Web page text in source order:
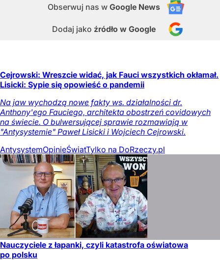
Obserwuj nas w Google News
Dodaj jako źródło w Google
Cejrowski: Wreszcie widać, jak Fauci wszystkich okłamał.
Lisicki: Sypie się opowieść o pandemii
Na jaw wychodzą nowe fakty ws. działalności dr.
Anthony'ego Fauciego, architekta obostrzeń covidowych
na świecie. O bulwersującej sprawie rozmawiają w
"Antysystemie" Paweł Lisicki i Wojciech Cejrowski.
AntysystemOpinieŚwiatTylko na DoRzeczy.pl
Nauczyciele z łapanki, czyli katastrofa oświatowa
po polsku